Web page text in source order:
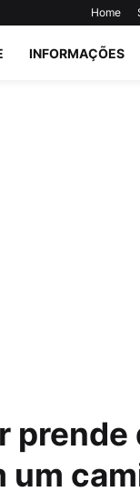
Home
INFORMAÇÕES
prende
um